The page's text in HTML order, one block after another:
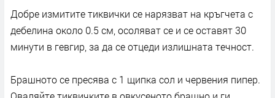
Добре измитите тиквички се нарязват на кръгчета с
дебелина около 0.5 см, осоляват се и се оставят 30
минути в гевгир, за да се отцеди излишната течност.
Брашното се пресява с 1 щипка сол и червения пипер.